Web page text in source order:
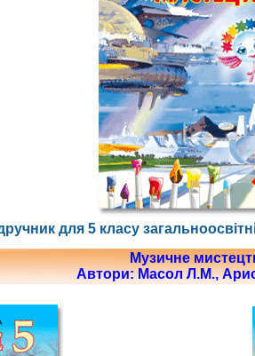
для 5 класу
Музичне
Автори: Масол Л.М.,